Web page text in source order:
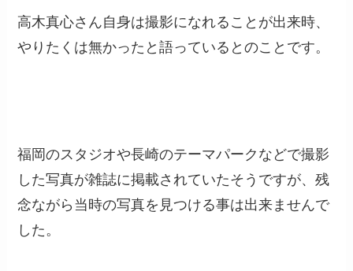
高木真心さん自身は撮影になれることが出来時、
やりたくは無かったと語っているとのことです。
福岡のスタジオや長崎のテーマパークなどで撮影
した写真が雑誌に掲載されていたそうですが、残
念ながら当時の写真を見つける事は出来ませんで
した。